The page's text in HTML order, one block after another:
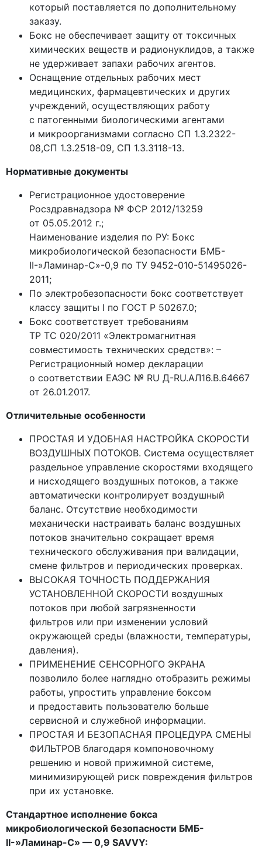
который поставляется по дополнительному
заказу.
Бокс не обеспечивает защиту от токсичных
химических веществ и радионуклидов, а также
не удерживает запахи рабочих агентов.
Оснащение отдельных рабочих мест
медицинских, фармацевтических и других
учреждений, осуществляющих работу
с патогенными биологическими агентами
и микроорганизмами согласно СП 1.3.2322-
08,СП 1.3.2518-09, СП 1.3.3118-13.
Нормативные документы
Регистрационное удостоверение
Росздравнадзора № ФСР 2012/13259
от 05.05.2012 г.;
Наименование изделия по РУ: Бокс
микробиологической безопасности БМБ-
II-»Ламинар-С»-0,9 по ТУ 9452-010-51495026-
2011;
По электробезопасности бокс соответствует
классу защиты I по ГОСТ Р 50267.0;
Бокс соответствует требованиям
ТР ТС 020/2011 «Электромагнитная
совместимость технических средств»: –
Регистрационный номер декларации
о соответствии ЕАЭС № RU Д-RU.АЛ16.B.64667
от 26.01.2017.
Отличительные особенности
ПРОСТАЯ И УДОБНАЯ НАСТРОЙКА СКОРОСТИ
ВОЗДУШНЫХ ПОТОКОВ. Система осуществляет
раздельное управление скоростями входящего
и нисходящего воздушных потоков, а также
автоматически контролирует воздушный
баланс. Отсутствие необходимости
механически настраивать баланс воздушных
потоков значительно сокращает время
технического обслуживания при валидации,
смене фильтров и периодических проверках.
ВЫСОКАЯ ТОЧНОСТЬ ПОДДЕРЖАНИЯ
УСТАНОВЛЕННОЙ СКОРОСТИ воздушных
потоков при любой загрязненности
фильтров или при изменении условий
окружающей среды (влажности, температуры,
давления).
ПРИМЕНЕНИЕ СЕНСОРНОГО ЭКРАНА
позволило более наглядно отобразить режимы
работы, упростить управление боксом
и предоставить пользователю больше
сервисной и служебной информации.
ПРОСТАЯ И БЕЗОПАСНАЯ ПРОЦЕДУРА СМЕНЫ
ФИЛЬТРОВ благодаря компоновочному
решению и новой прижимной системе,
минимизирующей риск повреждения фильтров
при их установке.
Стандартное исполнение бокса
микробиологической безопасности БМБ-
II-»Ламинар-С» — 0,9 SAVVY: